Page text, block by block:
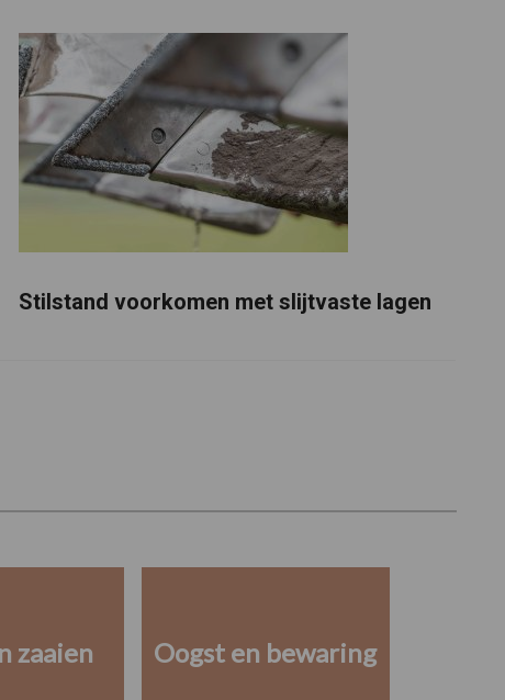
Stilstand voorkomen met slijtvaste lagen
zaaien Oogst en bewaring